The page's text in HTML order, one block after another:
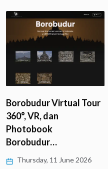
Borobudur Virtual Tour
360°, VR, dan
Photobook
Borobudur…
Thursday, 11 June 2026